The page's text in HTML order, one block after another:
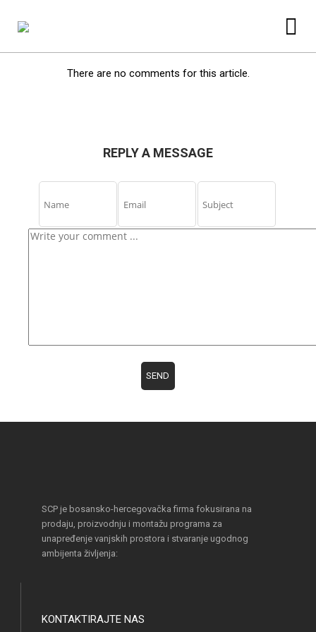
There are no comments for this article.
REPLY A MESSAGE
SCP je bosansko-hercegovačka firma fokusirana na
prodaju, proizvodnju i montažu programa za
unapređenje vanjskih prostora i stvaranje ugodnog
ambijenta življenja:
KONTAKTIRAJTE NAS